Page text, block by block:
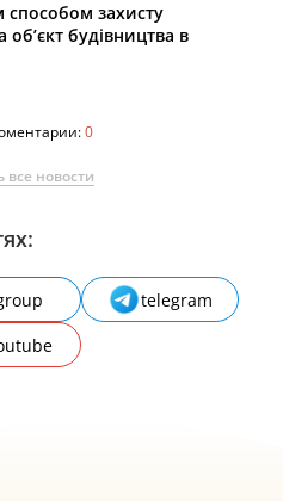
захисту
будівництва в
0
все новости
telegram